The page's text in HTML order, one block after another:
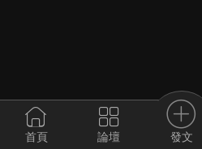
首頁 論壇 發文